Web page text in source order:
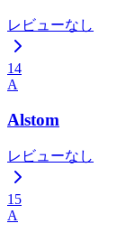
レビューなし
14
A
Alstom
レビューなし
15
A